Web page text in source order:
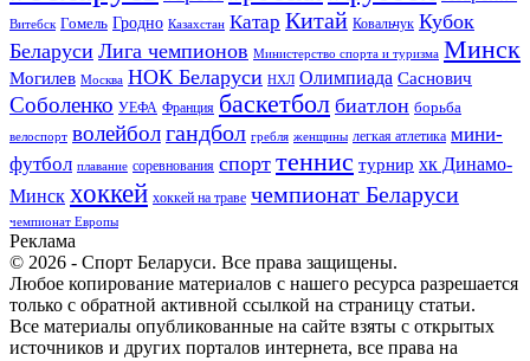
Витебск Гомель Гродно Казахстан Катар Китай Ковальчук Кубок
Беларуси Лига чемпионов Министерство спорта и туризма Минск
Могилев Москва НОК Беларуси НХЛ Олимпиада Саснович
Соболенко УЕФА Франция баскетбол биатлон борьба
велоспорт волейболгандбол гребля женщины легкая атлетика мини-
футбол плавание соревнования спорт теннис турнир хк Динамо-
Минск хоккей хоккей на траве чемпионат Беларуси
чемпионат Европы
Реклама
© 2026 - Спорт Беларуси. Все права защищены.
Любое копирование материалов с нашего ресурса разрешается
только с обратной активной ссылкой на страницу статьи.
Все материалы опубликованные на сайте взяты с открытых
источников и других порталов интернета, все права на